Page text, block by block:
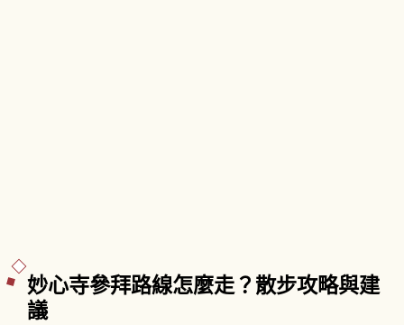
妙心寺參拜路線怎麼走？散步攻略與建
議